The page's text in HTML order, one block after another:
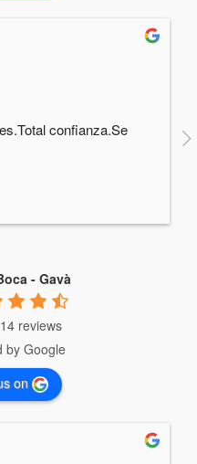
confianza.Se
- Gavà
reviews
on